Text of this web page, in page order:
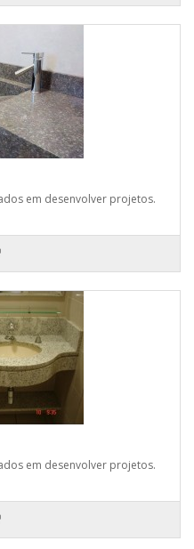
em desenvolver projetos.
em desenvolver projetos.